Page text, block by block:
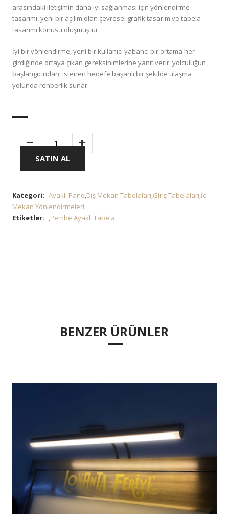
arasındaki iletişimin daha iyi sağlanması için yönlendirme
tasarımı, yeni bir açılım olan çevresel grafik tasarım ve tabela
tasarımı konusu oluşmuştur.
İyi bir yönlendirme, yeni bir kullanıcı yabancı bir ortama her
girdiğinde ortaya çıkan gereksinimlerine yanıt verir, yolculuğun
başlangıcından, istenen hedefe başarılı bir şekilde ulaşma
yolunda rehberlik sunar.
SATIN AL
Kategori: Ayaklı Pano,Dış Mekan Tabelaları,Giriş Tabelaları,İç
Mekan Yönlendirmeleri
Etiketler: ,Pembe Ayaklı Tabela
BENZER ÜRÜNLER